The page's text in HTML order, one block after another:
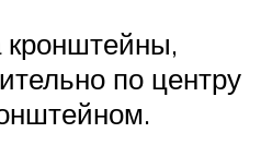
кронштейны,
по центру